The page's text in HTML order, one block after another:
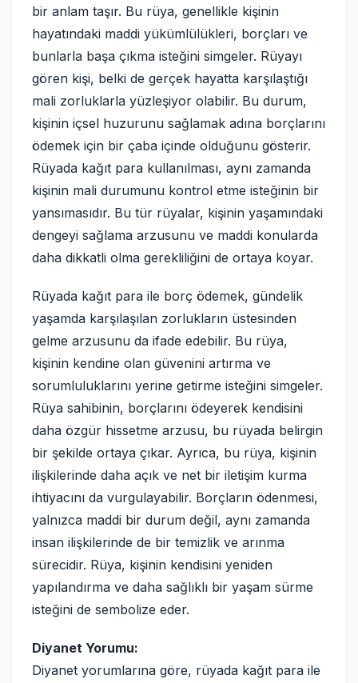
bir anlam taşır. Bu rüya, genellikle kişinin
hayatındaki maddi yükümlülükleri, borçları ve
bunlarla başa çıkma isteğini simgeler. Rüyayı
gören kişi, belki de gerçek hayatta karşılaştığı
mali zorluklarla yüzleşiyor olabilir. Bu durum,
kişinin içsel huzurunu sağlamak adına borçlarını
ödemek için bir çaba içinde olduğunu gösterir.
Rüyada kağıt para kullanılması, aynı zamanda
kişinin mali durumunu kontrol etme isteğinin bir
yansımasıdır. Bu tür rüyalar, kişinin yaşamındaki
dengeyi sağlama arzusunu ve maddi konularda
daha dikkatli olma gerekliliğini de ortaya koyar.
Rüyada kağıt para ile borç ödemek, gündelik
yaşamda karşılaşılan zorlukların üstesinden
gelme arzusunu da ifade edebilir. Bu rüya,
kişinin kendine olan güvenini artırma ve
sorumluluklarını yerine getirme isteğini simgeler.
Rüya sahibinin, borçlarını ödeyerek kendisini
daha özgür hissetme arzusu, bu rüyada belirgin
bir şekilde ortaya çıkar. Ayrıca, bu rüya, kişinin
ilişkilerinde daha açık ve net bir iletişim kurma
ihtiyacını da vurgulayabilir. Borçların ödenmesi,
yalnızca maddi bir durum değil, aynı zamanda
insan ilişkilerinde de bir temizlik ve arınma
sürecidir. Rüya, kişinin kendisini yeniden
yapılandırma ve daha sağlıklı bir yaşam sürme
isteğini de sembolize eder.
Diyanet Yorumu:
Diyanet yorumlarına göre, rüyada kağıt para ile